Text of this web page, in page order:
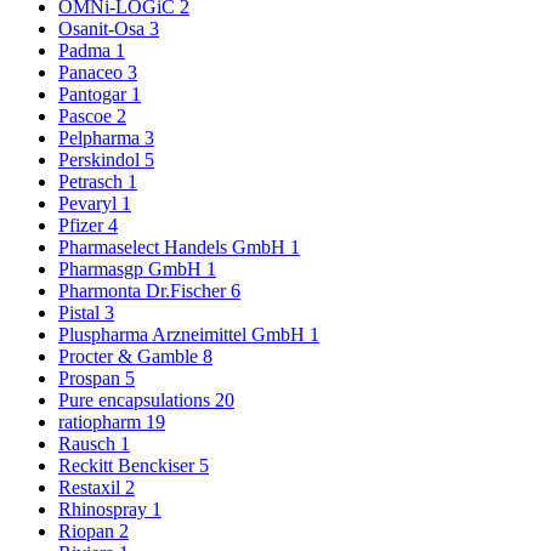
OMNi-LOGiC 2
Osanit-Osa 3
Padma 1
Panaceo 3
Pantogar 1
Pascoe 2
Pelpharma 3
Perskindol 5
Petrasch 1
Pevaryl 1
Pfizer4
Pharmaselect Handels GmbH 1
Pharmasgp GmbH 1
Pharmonta Dr.Fischer6
Pistal 3
Pluspharma Arzneimittel GmbH 1
Procter & Gamble 8
Prospan 5
Pure encapsulations 20
ratiopharm 19
Rausch 1
Reckitt Benckiser 5
Restaxil 2
Rhinospray 1
Riopan 2